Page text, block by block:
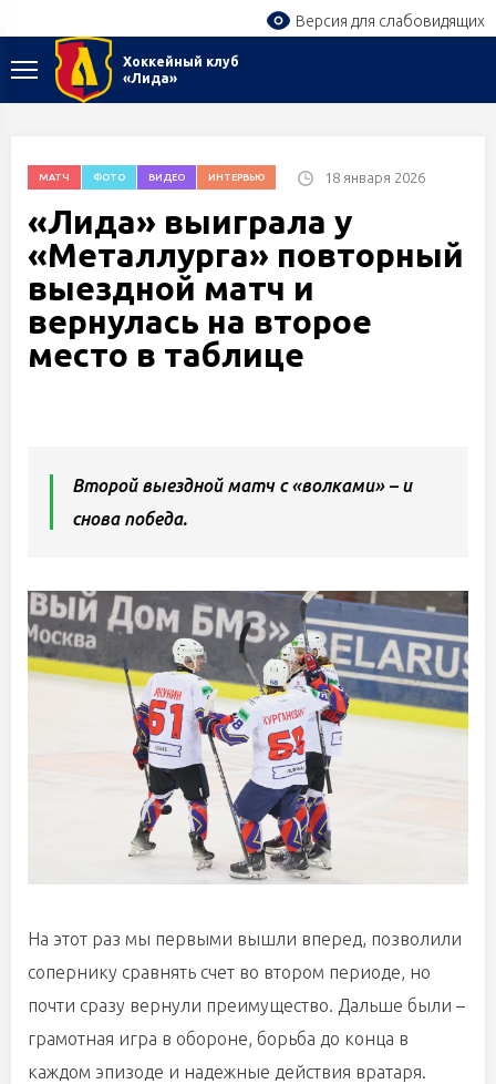
Версия для слабовидящих
Хоккейный клуб
«Лида»
МАТЧ ФОТО ВИДЕО ИНТЕРВЬЮ 18 января 2026
«Лида» выиграла у
«Металлурга» повторный
выездной матч и
вернулась на второе
место в таблице
Второй выездной матч с «волками» – и
снова победа.
На этот раз мы первыми вышли вперед, позволили
сопернику сравнять счет во втором периоде, но
почти сразу вернули преимущество. Дальше были –
грамотная игра в обороне, борьба до конца в
каждом эпизоде и надежные действия вратаря.